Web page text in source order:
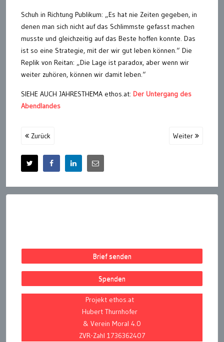
Schuh in Richtung Publikum: „Es hat nie Zeiten gegeben, in
denen man sich nicht auf das Schlimmste gefasst machen
musste und gleichzeitig auf das Beste hoffen konnte. Das
ist so eine Strategie, mit der wir gut leben können.“ Die
Replik von Reitan: „Die Lage ist paradox, aber wenn wir
weiter zuhören, können wir damit leben.“
SIEHE AUCH JAHRESTHEMA ethos.at: Der Untergang des
Abendlandes
Zurück Weiter
Brief senden
Spenden
Projekt ethos.at
Hubert Thurnhofer
& Verein Moral 4.0
ZVR-Zahl 1736362407